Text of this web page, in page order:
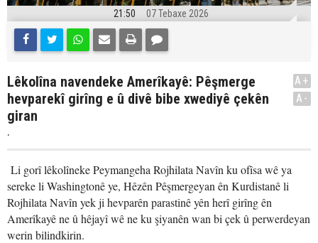
21:50 07 Tebaxe 2026
Lêkolîna navendeke Amerîkayê: Pêşmerge
hevparekî girîng e û divê bibe xwediyê çekên
giran
.
A+
A-
Li gorî lêkolîneke Peymangeha Rojhilata Navîn ku ofîsa wê ya
sereke li Washingtonê ye, Hêzên Pêşmergeyan ên Kurdistanê li
Rojhilata Navîn yek ji hevparên parastinê yên herî girîng ên
Amerîkayê ne û hêjayî wê ne ku şiyanên wan bi çek û perwerdeyan
werin bilindkirin.